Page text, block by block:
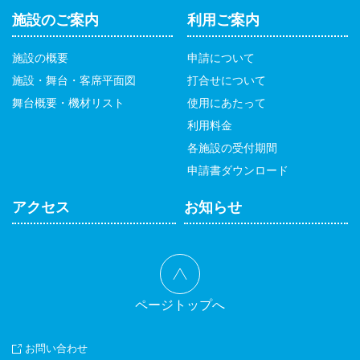
ー
ジ
送
り
施設のご案内
施設の概要
施設・舞台・客席平面図
舞台概要・機材リスト
利用ご案内
申請について
打合せについて
使用にあたって
利用料金
各施設の受付期間
申請書ダウンロード
アクセス お知らせ
ページトップへ
お問い合わせ